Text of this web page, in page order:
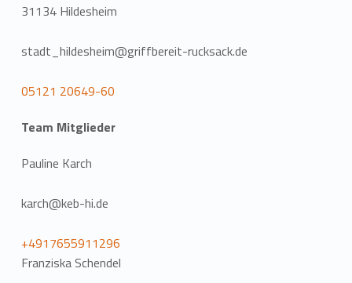
31134 Hildesheim
stadt_hildesheim@griffbereit-rucksack.de
05121 20649-60
Team Mitglieder
Pauline Karch
karch@keb-hi.de
+4917655911296
Franziska Schendel